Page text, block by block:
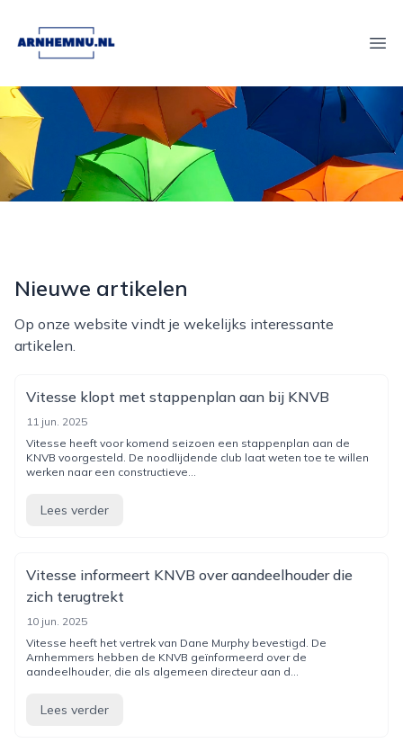
arnhemnu.nl
Nieuwe artikelen
Op onze website vindt je wekelijks interessante
artikelen.
Vitesse klopt met stappenplan aan bij KNVB
11 jun. 2025
Vitesse heeft voor komend seizoen een stappenplan aan de
KNVB voorgesteld. De noodlijdende club laat weten toe te willen
werken naar een constructieve...
Lees verder
Vitesse informeert KNVB over aandeelhouder die
zich terugtrekt
10 jun. 2025
Vitesse heeft het vertrek van Dane Murphy bevestigd. De
Arnhemmers hebben de KNVB geïnformeerd over de
aandeelhouder, die als algemeen directeur aan d...
Lees verder